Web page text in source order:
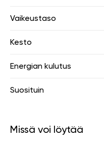
Vaikeustaso
Kesto
Energian kulutus
Suosituin
Missä voi löytää